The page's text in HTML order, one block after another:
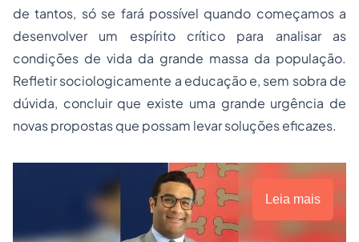
de tantos, só se fará possível quando começamos a
desenvolver um espírito crítico para analisar as
condições de vida da grande massa da população.
Refletir sociologicamente a educação e, sem sobra de
dúvida, concluir que existe uma grande urgência de
novas propostas que possam levar soluções eficazes.
Leia mais